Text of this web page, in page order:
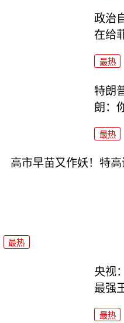
政治
在给
最热
特朗
朗：
最热
高市早苗又作妖！特
最热
央视
最强
最热